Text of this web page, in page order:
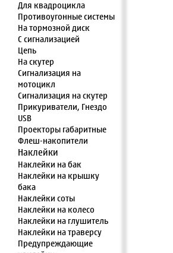
Для квадроцикла
Противоугонные системы
На тормозной диск
С сигнализацией
Цепь
На скутер
Сигнализация на
мотоцикл
Сигнализация на скутер
Прикуриватели, Гнездо
USB
Проекторы габаритные
Флеш-накопители
Наклейки
Наклейки на бак
Наклейки на крышку
бака
Наклейки соты
Наклейки на колесо
Наклейки на глушитель
Наклейки на траверсу
Предупреждающие